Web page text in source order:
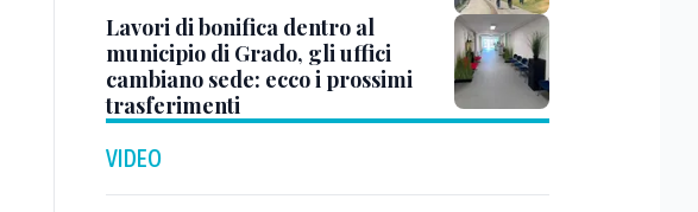
Lavori di bonifica dentro al
municipio di Grado, gli uffici
cambiano sede: ecco i prossimi
trasferimenti
VIDEO